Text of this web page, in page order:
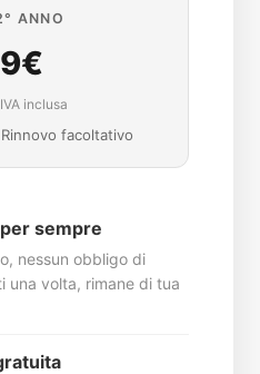
ANNO
inclusa
facoltativo
sempre
nessun obbligo di
una volta, rimane di tua